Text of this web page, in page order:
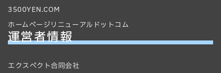
3500YEN.COM
ホームページリニューアルドットコム
運営者情報
エクスペクト合同会社